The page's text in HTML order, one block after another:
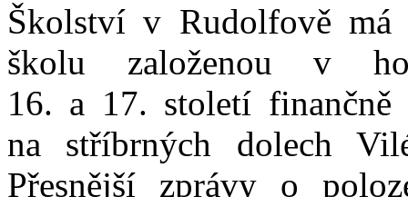
Školství v Rudolfově má
školu založenou v
16. a 17. století finančně
na stříbrných dolech
Přesnější zprávy o